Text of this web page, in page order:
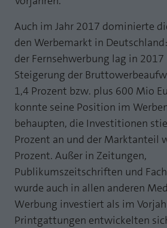
Auch im Jahr 2017 dominierte
den Werbemarkt in
der Fernsehwerbung lag in
Steigerung der
1,4 Prozent bzw. plus 600 Mio
konnte seine Position im
behaupten, die Investitionen
Prozent an und der Marktanteil
Prozent. Außer in Zeitungen,
Publikumszeitschriften und
wurde auch in allen anderen
Werbung investiert als im
Printgattungen entwickelten
Zweck
eines Benutzer-
mithilfe derer der
wiedererkannt wird,
geschützten
Name
Anbieter php
Laufzeit Ende der
Zweck PHPs Standard
Anbieter AT
Zweck
Cookie von AT
erweiterten Script-
Name
Anbieter AT
Zweck
Cookie von AT
erweiterten Script-